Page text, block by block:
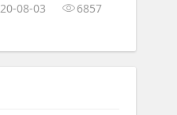
08-03
6857